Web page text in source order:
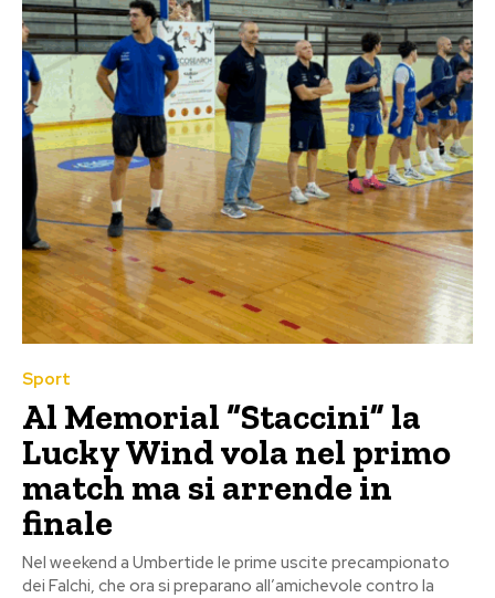
Sport
Al Memorial “Staccini” la
Lucky Wind vola nel primo
match ma si arrende in
finale
Nel weekend a Umbertide le prime uscite precampionato
dei Falchi, che ora si preparano all’amichevole contro la